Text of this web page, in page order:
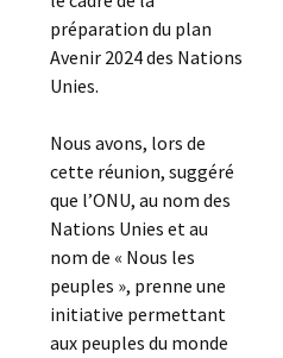
préparation du plan
Avenir 2024 des Nations
Unies.
Nous avons, lors de
cette réunion, suggéré
que l’ONU, au nom des
Nations Unies et au
nom de « Nous les
peuples », prenne une
initiative permettant
aux peuples du monde